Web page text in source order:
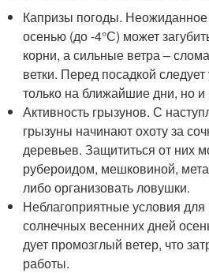
Капризы погоды.
осенью (до -4°С) может
корни, а сильные ветра –
ветки. Перед посадкой следует
только на ближайшие дни, но и
Активность грызунов. С
грызуны начинают охоту за
деревьев. Защититься от них
рубероидом, мешковиной,
либо организовать ловушки.
Неблагоприятные условия
солнечных весенних дней
дует промозглый ветер, что
работы.